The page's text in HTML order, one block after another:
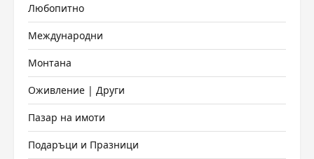
Любопитно
Международни
Монтана
Оживление | Други
Пазар на имоти
Подаръци и Празници